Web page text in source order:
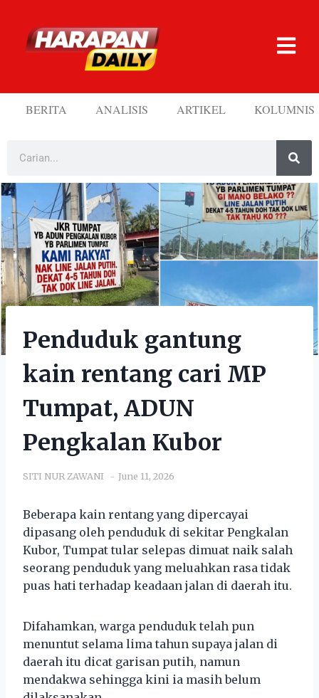
BERITA ANALISIS ARTIKEL KOLUMNIS
Penduduk gantung
kain rentang cari MP
Tumpat, ADUN
Pengkalan Kubor
SITI NUR ZAWANI June 11, 2026
Beberapa kain rentang yang dipercayai
dipasang oleh penduduk di sekitar Pengkalan
Kubor, Tumpat tular selepas dimuat naik salah
seorang penduduk yang meluahkan rasa tidak
puas hati terhadap keadaan jalan di daerah itu.
Difahamkan, warga penduduk telah pun
menuntut selama lima tahun supaya jalan di
daerah itu dicat garisan putih, namun
mendakwa sehingga kini ia masih belum